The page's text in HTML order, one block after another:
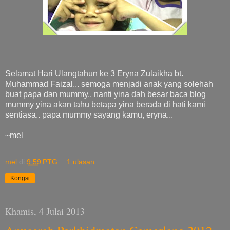
Selamat Hari Ulangtahun ke 3 Eryna Zulaikha bt.
Muhammad Faizal... semoga menjadi anak yang solehah
buat papa dan mummy.. nanti yina dah besar baca blog
mummy yina akan tahu betapa yina berada di hati kami
sentiasa.. papa mummy sayang kamu, eryna...
~mel
mel di 9:59 PTG 1 ulasan:
Kongsi
Khamis, 4 Julai 2013